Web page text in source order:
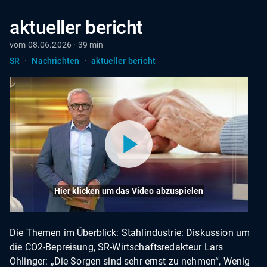
aktueller bericht
vom 08.06.2026 · 39 min
SR
· Nachrichten · aktueller bericht
Hier klicken um das Video abzuspielen
Die Themen im Überblick: Stahlindustrie: Diskussion um
die CO2-Bepreisung, SR-Wirtschaftsredakteur Lars
Ohlinger: „Die Sorgen sind sehr ernst zu nehmen“, Wenig